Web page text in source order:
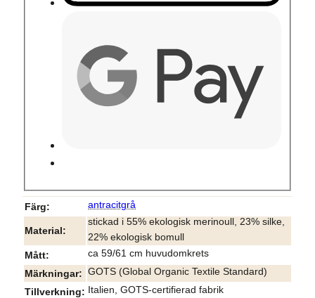
Färg antracitgrå
Material
stickad i 55% ekologisk merinoull, 23% silke,
22% ekologisk bomull
Mått
ca 59/61 cm huvudomkrets
Märkningar
GOTS (Global Organic Textile Standard)
Tillverkning
Italien, GOTS-certifierad fabrik